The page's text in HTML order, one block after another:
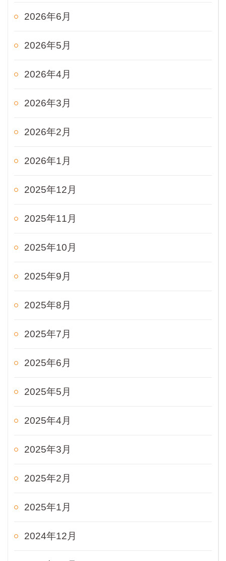
2026年6月
2026年5月
2026年4月
2026年3月
2026年2月
2026年1月
2025年12月
2025年11月
2025年10月
2025年9月
2025年8月
2025年7月
2025年6月
2025年5月
2025年4月
2025年3月
2025年2月
2025年1月
2024年12月